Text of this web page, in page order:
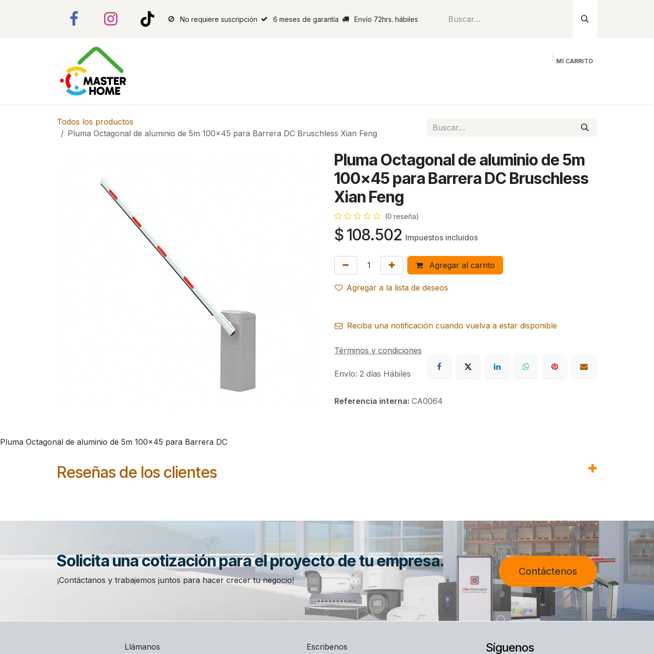
No requiere suscripción 6 meses de garantía Envío 72hrs. hábiles
MI CARRITO
Todos los productos
Pluma Octagonal de aluminio de 5m 100x45 para Barrera DC Bruschless Xian Feng
Pluma Octagonal de aluminio de 5m
100x45 para Barrera DC Bruschless
Xian Feng
(0 reseña)
$108.502 Impuestos incluidos
Agregar al carrito
Agregar a la lista de deseos
Reciba una notificación cuando vuelva a estar disponible
Términos y condiciones
Envío: 2 días Hábiles
Referencia interna: CA0064
Pluma Octagonal de aluminio de 5m 100x45 para Barrera DC
Reseñas de los clientes
Solicita una cotización para el proyecto de tu empresa.
¡Contáctanos y trabajemos juntos para hacer crecer tu negocio!
Contáctenos
Llámanos Escribenos Síguenos